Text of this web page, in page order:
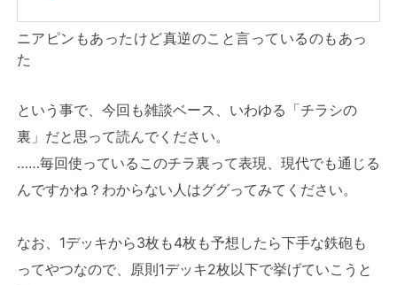
ニアピンもあったけど真逆のこと言っているのもあっ
た
という事で、今回も雑談ベース、いわゆる「チラシの
裏」だと思って読んでください。
……毎回使っているこのチラ裏って表現、現代でも通じる
んですかね？わからない人はググってみてください。
なお、1デッキから3枚も4枚も予想したら下手な鉄砲も
ってやつなので、原則1デッキ2枚以下で挙げていこうと